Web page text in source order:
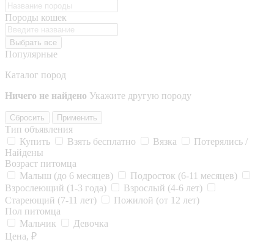
Породы кошек
Выбрать все
Популярные
Каталог пород
Ничего не найдено Укажите другую породу
Сбросить Применить
Тип объявления
Купить
Взять бесплатно Вязка
Потерялись /
Найдены
Возраст питомца
Малыш (до 6 месяцев)
Подросток (6-11 месяцев)
Взрослеющий (1-3 года)
Взрослый (4-6 лет)
Стареющий (7-11 лет)
Пожилой (от 12 лет)
Пол питомца
Мальчик
Девочка
Цена, ₽